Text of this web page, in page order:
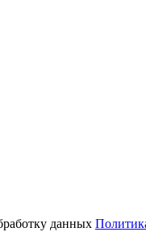
данных